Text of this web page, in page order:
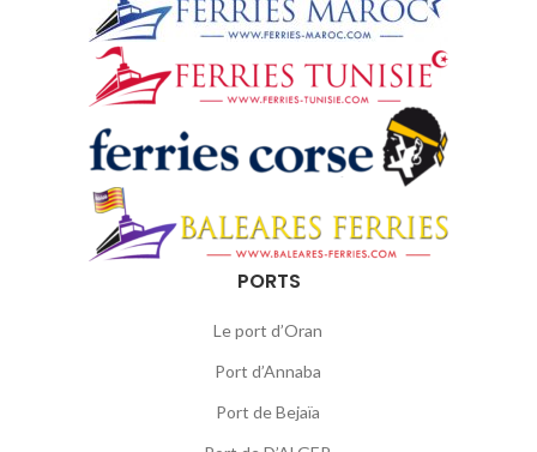
PORTS
Le port d’Oran
Port d’Annaba
Port de Bejaïa